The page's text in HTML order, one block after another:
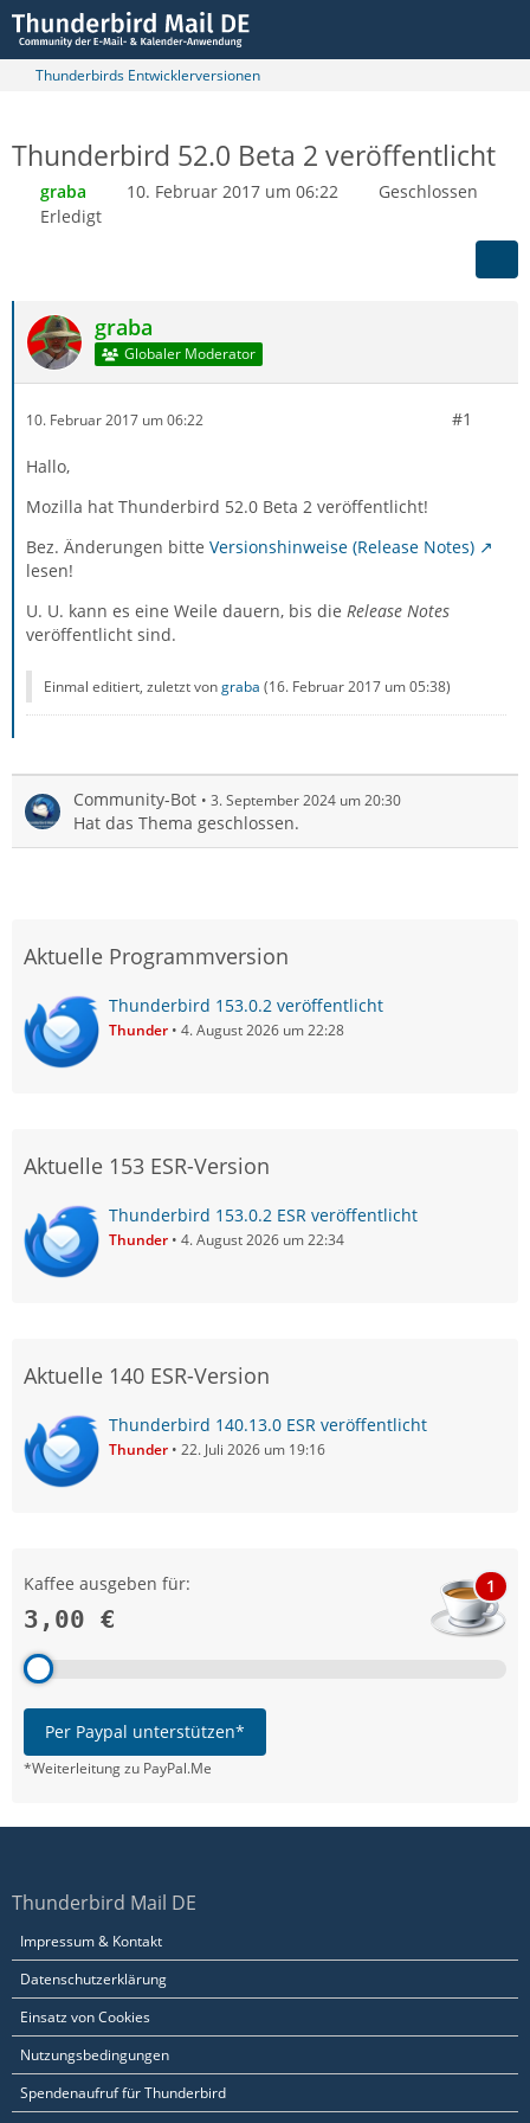
Thunderbirds Entwicklerversionen
Thunderbird 52.0 Beta 2 veröffentlicht
graba 10. Februar 2017 um 06:22
Geschlossen
Erledigt
graba
Globaler Moderator
10. Februar 2017 um 06:22 #1
Hallo,
Mozilla hat Thunderbird 52.0 Beta 2 veröffentlicht!
Bez. Änderungen bitte Versionshinweise (Release Notes)
lesen!
U. U. kann es eine Weile dauern, bis die Release Notes
veröffentlicht sind.
Einmal editiert, zuletzt vongraba (16. Februar 2017 um 05:38)
Community-Bot 3. September 2024 um 20:30
Hat das Thema geschlossen.
Aktuelle Programmversion
Thunderbird 153.0.2 veröffentlicht
Thunder 4. August 2026 um 22:28
Aktuelle 153 ESR-Version
Thunderbird 153.0.2 ESR veröffentlicht
Thunder 4. August 2026 um 22:34
Aktuelle 140 ESR-Version
Thunderbird 140.13.0 ESR veröffentlicht
Thunder 22. Juli 2026 um 19:16
Kaffee ausgeben für:
3,00 €
1
Per Paypal unterstützen*
*Weiterleitung zu PayPal.Me
Thunderbird Mail DE
Impressum & Kontakt
Datenschutzerklärung
Einsatz von Cookies
Nutzungsbedingungen
Spendenaufruf für Thunderbird